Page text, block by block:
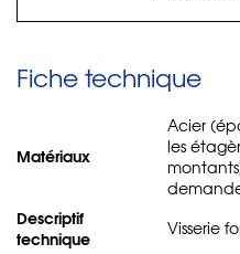
Fiche technique
Matériaux
Acier
les
Descriptif
technique
Visserie